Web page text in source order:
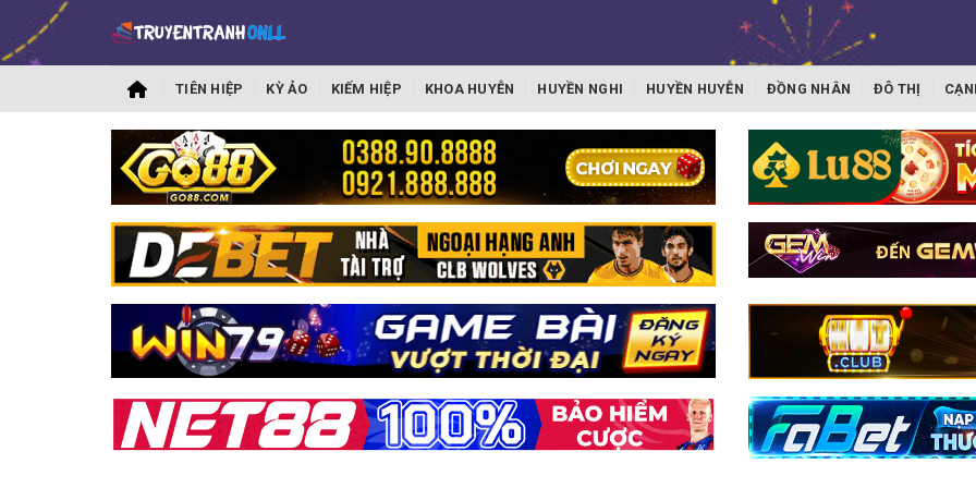
TIÊN HIỆP KỲ ẢO KIẾM HIỆP KHOA HUYỄN HUYỀN NGHI HUYỀN HUYỄN ĐỒNG NHÂN ĐÔ THỊ